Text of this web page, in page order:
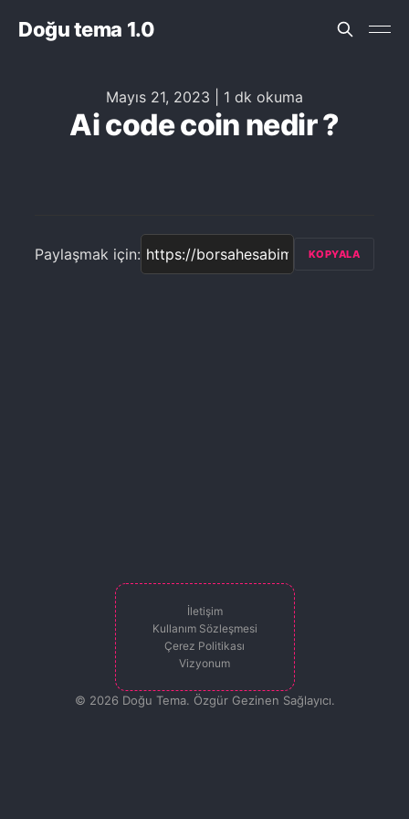
Doğu tema 1.0
Mayıs 21, 2023 1 dk okuma
Ai code coin nedir ?
Paylaşmak için: KOPYALA
İletişim
Kullanım Sözleşmesi
Çerez Politikası
Vizyonum
© 2026 Doğu Tema. Özgür Gezinen Sağlayıcı.